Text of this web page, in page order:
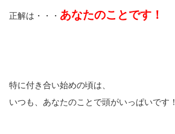
正解は・・・ あなたのことです！
特に付き合い始めの頃は、
いつも、あなたのことで頭がいっぱいです！